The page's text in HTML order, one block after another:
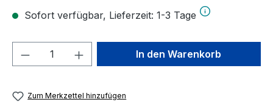
Sofort verfügbar, Lieferzeit: 1-3 Tage
Produkt Anzahl: Gib denIn den Warenkorb
Zum Merkzettel hinzufügen